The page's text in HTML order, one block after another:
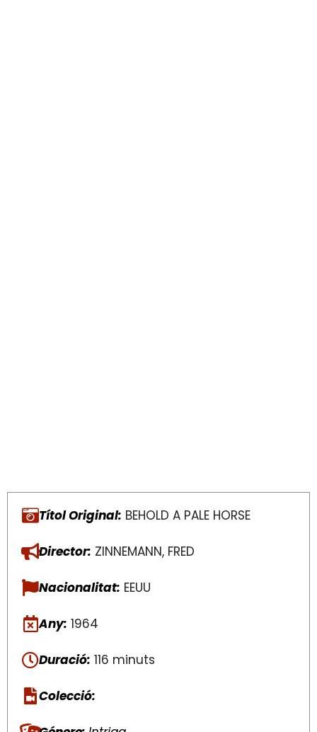
Títol Original: BEHOLD A PALE HORSE
Director: ZINNEMANN, FRED
Nacionalitat: EEUU
Any: 1964
Duració: 116 minuts
Colecció: